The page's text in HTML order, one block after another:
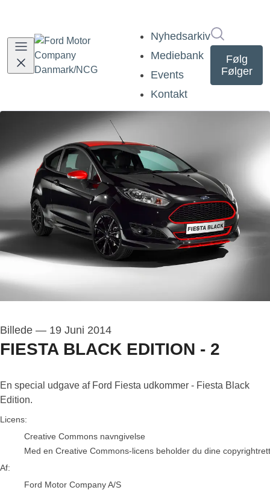
Nyhedsarkiv
Mediebank
Events
Kontakt
Følg
Følger
Billede — 19 Juni 2014
FIESTA BLACK EDITION - 2
En special udgave af Ford Fiesta udkommer - Fiesta Black
Edition.
Ford Motor Company A/S
Licens:
Creative Commons navngivelse
Med en Creative Commons-licens beholder du dine
Af:
Ford Motor Company A/S